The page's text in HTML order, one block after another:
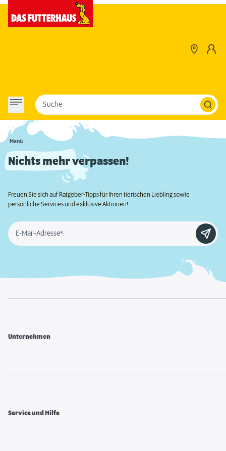
Menü
Suche
Nichts mehr verpassen!
Freuen Sie sich auf Ratgeber-Tipps für Ihren tierischen Liebling sowie
persönliche Services und exklusive Aktionen!
E-Mail-Adresse*
Unternehmen
Service und Hilfe